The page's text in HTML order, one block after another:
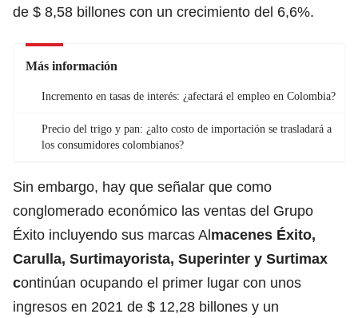
de $ 8,58 billones con un crecimiento del 6,6%.
Más información
Incremento en tasas de interés: ¿afectará el empleo en Colombia?
Precio del trigo y pan: ¿alto costo de importación se trasladará a
los consumidores colombianos?
Sin embargo, hay que señalar que como
conglomerado económico las ventas del Grupo
Éxito incluyendo sus marcas Almacenes Éxito,
Carulla, Surtimayorista, Superinter y Surtimax
continúan ocupando el primer lugar con unos
ingresos en 2021 de $ 12,28 billones y un